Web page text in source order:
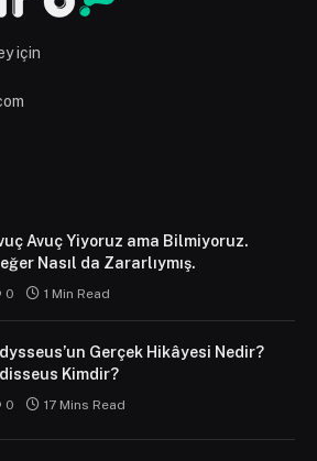
için
Avuç Yiyoruz ama Bilmiyoruz.
Nasıl da Zararlıymış.
0 1 Min Read
Gerçek Hikâyesi Nedir?
Kimdir?
0 17 Mins Read